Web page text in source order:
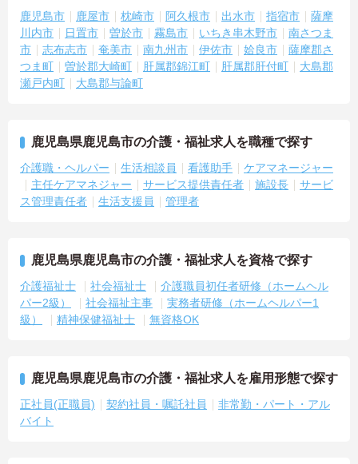
鹿児島市 鹿屋市 枕崎市 阿久根市 出水市 指宿市
薩摩
川内市
日置市 曽於市 霧島市 いちき串木野市
南さつま
市
志布志市 奄美市 南九州市 伊佐市 姶良市
薩摩郡さ
つま町
曽於郡大崎町 肝属郡錦江町 肝属郡肝付町
大島郡
瀬戸内町
大島郡与論町
鹿児島県鹿児島市の介護・福祉求人を職種で探す
介護職・ヘルパー 生活相談員 看護助手
ケアマネージャー
主任ケアマネジャー
サービス提供責任者 施設長
サービ
ス管理責任者
生活支援員 管理者
鹿児島県鹿児島市の介護・福祉求人を資格で探す
介護福祉士 社会福祉士
介護職員初任者研修（ホームヘル
パー2級）
社会福祉主事
実務者研修（ホームヘルパー1
級）
精神保健福祉士 無資格OK
鹿児島県鹿児島市の介護・福祉求人を雇用形態で探す
正社員(正職員) 契約社員・嘱託社員
非常勤・パート・アル
バイト